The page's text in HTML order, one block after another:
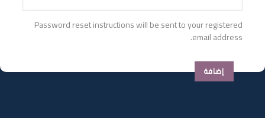
Password reset instructions will be sent to your registered
email address.